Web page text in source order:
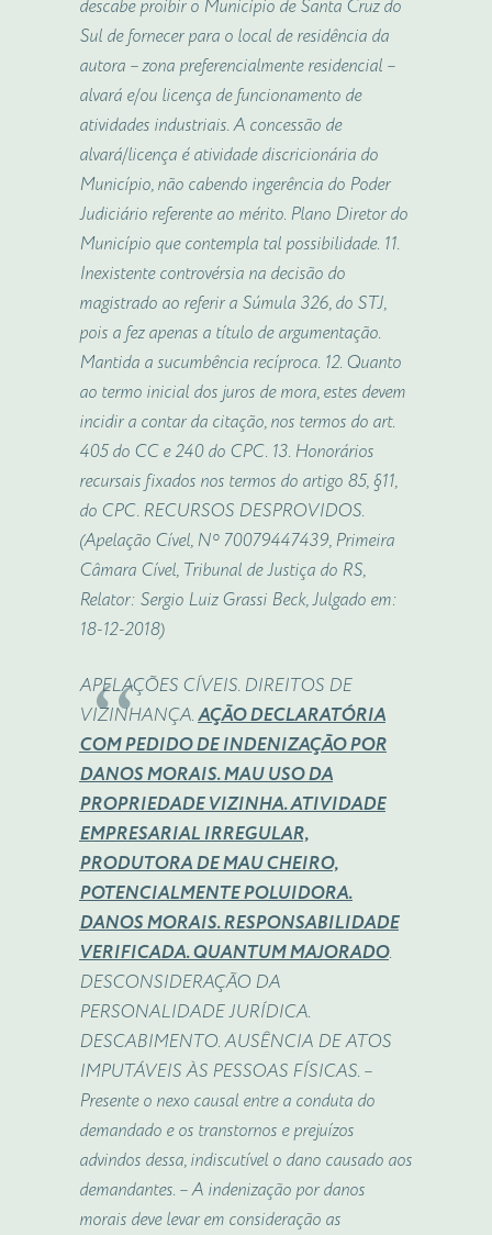
descabe proibir o Município de Santa Cruz do
Sul de fornecer para o local de residência da
autora – zona preferencialmente residencial –
alvará e/ou licença de funcionamento de
atividades industriais. A concessão de
alvará/licença é atividade discricionária do
Município, não cabendo ingerência do Poder
Judiciário referente ao mérito. Plano Diretor do
Município que contempla tal possibilidade. 11.
Inexistente controvérsia na decisão do
magistrado ao referir a Súmula 326, do STJ,
pois a fez apenas a título de argumentação.
Mantida a sucumbência recíproca. 12. Quanto
ao termo inicial dos juros demora, estes devem
incidir a contar da citação, nos termos do art.
405 do CC e 240 do CPC. 13. Honorários
recursais fixados nos termos do artigo 85, §11,
do CPC. RECURSOS DESPROVIDOS.
(Apelação Cível, Nº 70079447439, Primeira
Câmara Cível, Tribunal de Justiça do RS,
Relator: Sergio Luiz Grassi Beck, Julgado em:
18-12-2018)
APELAÇÕES CÍVEIS. DIREITOS DE
VIZINHANÇA.AÇÃO DECLARATÓRIA
COM PEDIDO DE INDENIZAÇÃO POR
DANOS MORAIS. MAU USO DA
PROPRIEDADE VIZINHA. ATIVIDADE
EMPRESARIAL IRREGULAR,
PRODUTORA DE MAU CHEIRO,
POTENCIALMENTE POLUIDORA.
DANOS MORAIS. RESPONSABILIDADE
VERIFICADA. QUANTUM MAJORADO.
DESCONSIDERAÇÃO DA
PERSONALIDADE JURÍDICA.
DESCABIMENTO. AUSÊNCIA DE ATOS
IMPUTÁVEIS ÀS PESSOAS FÍSICAS. –
Presente o nexo causal entre a conduta do
demandado e os transtornos e prejuízos
advindos dessa, indiscutível o dano causado aos
demandantes. – A indenização por danos
morais deve levar em consideração as